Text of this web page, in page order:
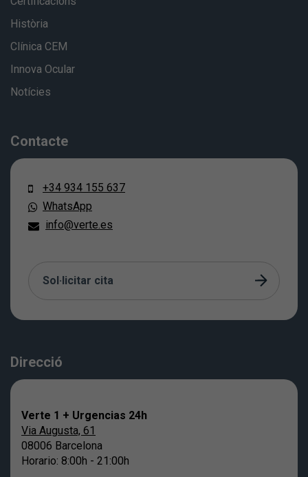
Història
Clínica CEM
Innova Ocular
Notícies
Contacte
+34 934 155 637
WhatsApp
info@verte.es
Sol·licitar cita
Direcció
Verte 1 + Urgencias 24h
Via Augusta, 61
08006 Barcelona
Horario: 8:00h - 21:00h